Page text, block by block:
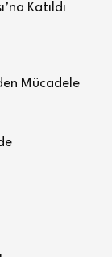
Katıldı
Mücadele